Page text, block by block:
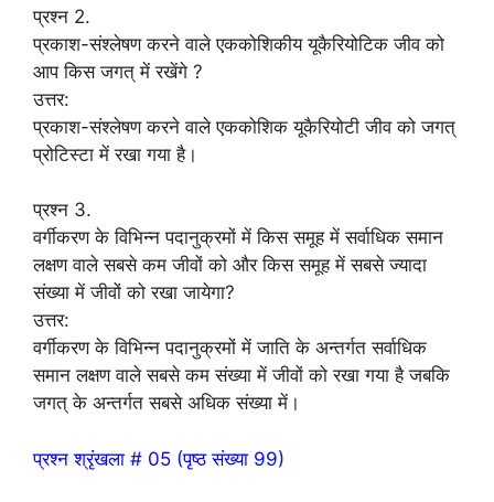
प्रश्न 2.
प्रकाश-संश्लेषण करने वाले एककोशिकीय यूकैरियोटिक जीव को
आप किस जगत् में रखेंगे ?
उत्तर:
प्रकाश-संश्लेषण करने वाले एककोशिक यूकैरियोटी जीव को जगत्
प्रोटिस्टा में रखा गया है।
प्रश्न 3.
वर्गीकरण के विभिन्न पदानुक्रमों में किस समूह में सर्वाधिक समान
लक्षण वाले सबसे कम जीवों को और किस समूह में सबसे ज्यादा
संख्या में जीवों को रखा जायेगा?
उत्तर:
वर्गीकरण के विभिन्न पदानुक्रमों में जाति के अन्तर्गत सर्वाधिक
समान लक्षण वाले सबसे कम संख्या में जीवों को रखा गया है जबकि
जगत् के अन्तर्गत सबसे अधिक संख्या में।
प्रश्न श्रृंखला # 05 (पृष्ठ संख्या 99)